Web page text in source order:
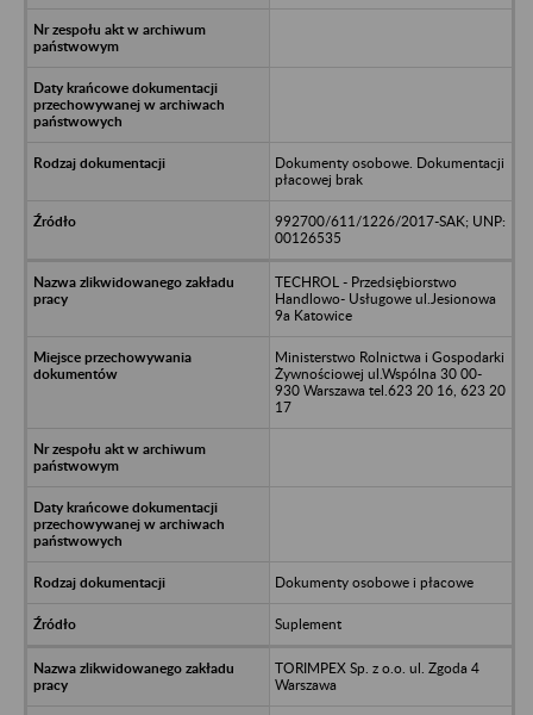
Dokumenty osobowe. Dokumentacji
płacowej brak
992700/611/1226/2017-SAK; UNP:
00126535
TECHROL - Przedsiębiorstwo
Handlowo- Usługowe ul.Jesionowa
9a Katowice
Ministerstwo Rolnictwa i Gospodarki
Żywnościowej ul.Wspólna 30 00-
930 Warszawa tel.623 20 16, 623 20
17
Dokumenty osobowe i płacowe
Suplement
TORIMPEX Sp. z o.o. ul. Zgoda 4
Warszawa